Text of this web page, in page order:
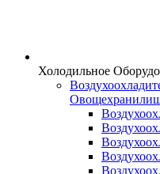
Холодильное